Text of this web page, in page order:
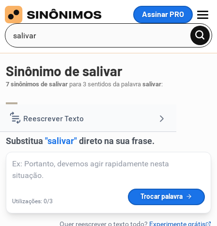
Assinar PRO
MENU
Reescrever Texto
Resumir Texto
Corrigir Texto
Detector de IA
Sinônimo de salivar
7 sinônimos de salivar para 3 sentidos da palavra salivar: